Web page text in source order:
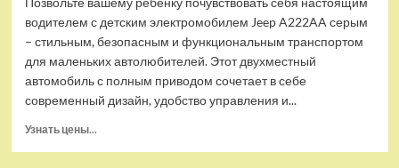
водителем с детским электромобилем Jeep A222AA серым
– стильным, безопасным и функциональным транспортом
для маленьких автолюбителей. Этот двухместный
автомобиль с полным приводом сочетает в себе
современный дизайн, удобство управления и...
Узнать цены...